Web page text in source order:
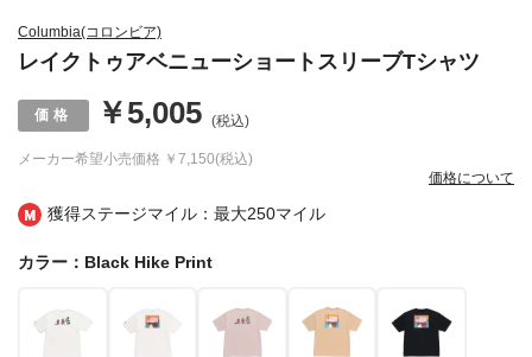
獲得ステージマイル：最大250マイル
Columbia(コロンビア)
レイクトゥアベニューショートスリーブTシャツ
メーカー希望小売価格 ￥7,150(税込)
￥5,005 (税込)
価格について
カラー：Black Hike Print